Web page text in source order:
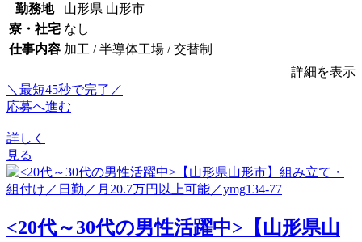
勤務地
山形県 山形市
寮・社宅 なし
仕事内容 加工 / 半導体工場 / 交替制
詳細を表示
＼最短45秒で完了／
応募へ進む
詳しく
見る
<20代～30代の男性活躍中>【山形県山